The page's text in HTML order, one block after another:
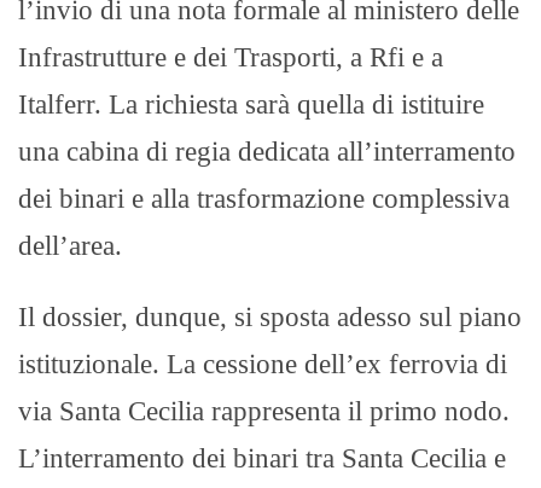
l’invio di una nota formale al ministero delle
Infrastrutture e dei Trasporti, a Rfi e a
Italferr. La richiesta sarà quella di istituire
una cabina di regia dedicata all’interramento
dei binari e alla trasformazione complessiva
dell’area.
Il dossier, dunque, si sposta adesso sul piano
istituzionale. La cessione dell’ex ferrovia di
via Santa Cecilia rappresenta il primo nodo.
L’interramento dei binari tra Santa Cecilia e